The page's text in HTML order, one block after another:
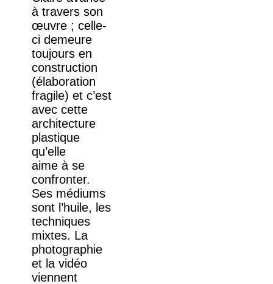
à travers son
œuvre ; celle-
ci demeure
toujours en
construction
(élaboration
fragile) et c’est
avec cette
architecture
plastique
qu’elle
aime à se
confronter.
Ses médiums
sont l’huile, les
techniques
mixtes. La
photographie
et la vidéo
viennent